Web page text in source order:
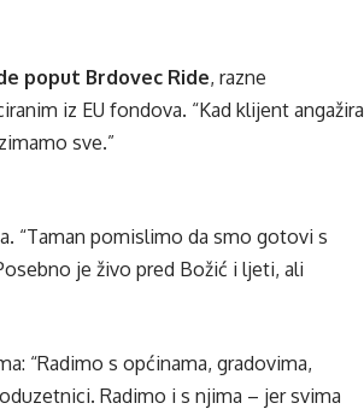
poput Brdovec Ride, razne
iz EU fondova. “Kad klijent angažira
sve.”
“Taman pomislimo da smo gotovi s
je živo pred Božić i ljeti, ali
“Radimo s općinama, gradovima,
Radimo i s njima – jer svima